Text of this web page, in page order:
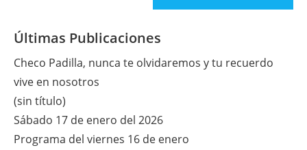
Últimas Publicaciones
Checo Padilla, nunca te olvidaremos y tu recuerdo
vive en nosotros
(sin título)
Sábado 17 de enero del 2026
Programa del viernes 16 de enero